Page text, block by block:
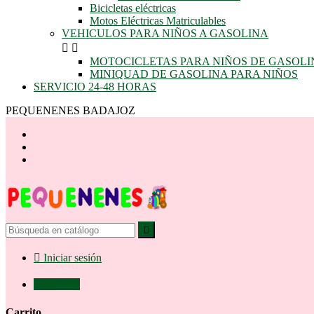
Bicicletas eléctricas
Motos Eléctricas Matriculables
VEHICULOS PARA NIÑOS A GASOLINA
 
MOTOCICLETAS PARA NIÑOS DE
MINIQUAD DE GASOLINA PARA NIÑOS
SERVICIO 24-48 HORAS
PEQUENENES BADAJOZ

 Iniciar sesión